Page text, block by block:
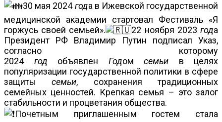
30 мая 2024года в Ижевской государственной
медицинской академии стартовал Фестиваль «Я
горжусь своей семьей».
22 ноября 2023года
Президент РФ Владимир Путин подписал Указ,
согласно которому
2024 год объявлен Годом семьи в целях
популяризации государственной политики в сфере
защитысемьи, сохранения традиционных
семейных ценностей. Крепкая семья – это залог
стабильности и процветания общества.
Почетным приглашенным гостем стала